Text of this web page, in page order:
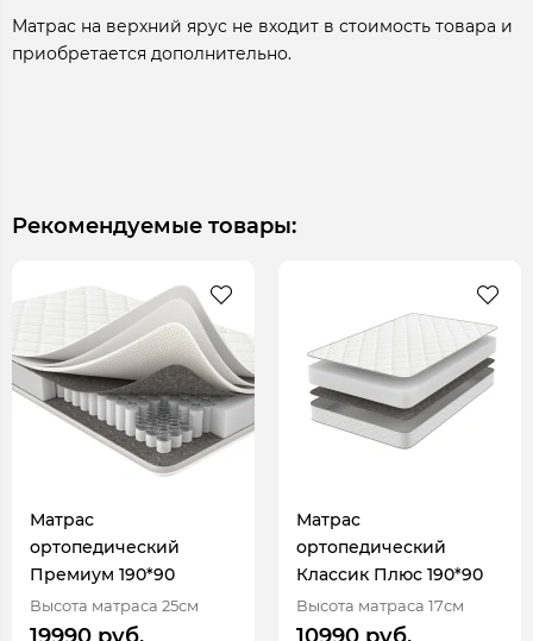
Матрас на верхний ярус не входит в стоимость товара и
приобретается дополнительно.
Рекомендуемые товары:
Матрас
ортопедический
Премиум 190*90
Высота матраса 25см
Матрас
ортопедический
Классик Плюс 190*90
Высота матраса 17см